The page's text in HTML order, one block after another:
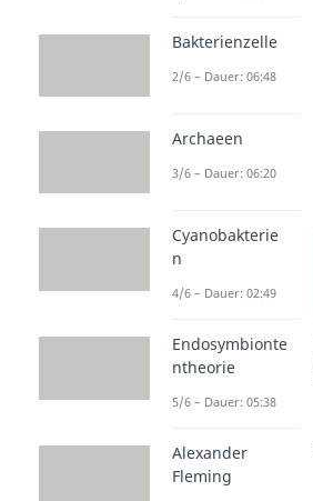
Nach Beantwortung
Studyflix zu verbessern.
Aufbau des
rauen ER
Bakterienzelle
2/6 – Dauer: 06:48
Archaeen
3/6 – Dauer: 06:20
Cyanobakterie
n
4/6 – Dauer: 02:49
Endosymbionte
ntheorie
5/6 – Dauer: 05:38
Alexander
Fleming